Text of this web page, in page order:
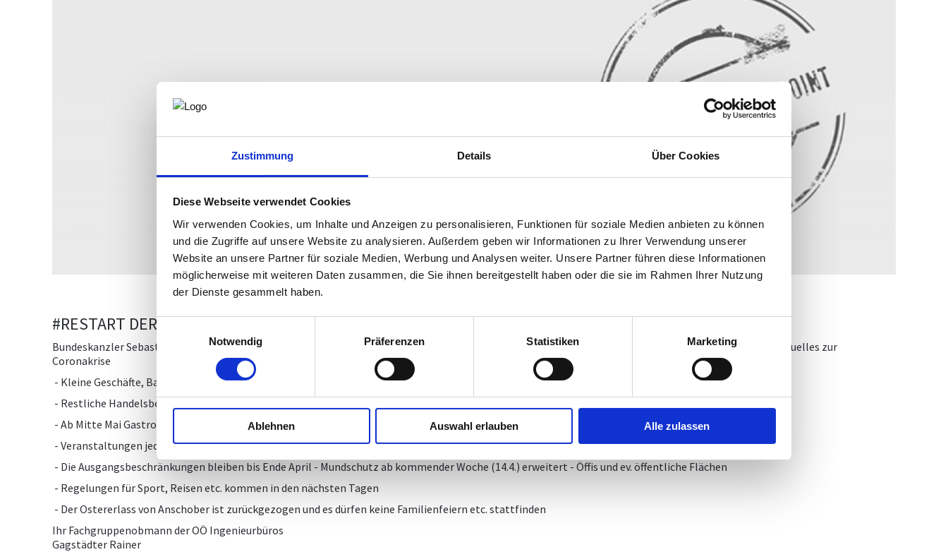
Zustimmung Details Über Cookies
Diese Webseite verwendet Cookies
Wir verwenden Cookies, um Inhalte und Anzeigen zu personalisieren, Funktionen für soziale Medien anbieten zu können
und die Zugriffe auf unsere Website zu analysieren. Außerdem geben wir Informationen zu Ihrer Verwendung unserer
Website an unsere Partner für soziale Medien, Werbung und Analysen weiter. Unsere Partner führen diese Informationen
möglicherweise mit weiteren Daten zusammen, die Sie ihnen bereitgestellt haben oder die sie im Rahmen Ihrer Nutzung
der Dienste gesammelt haben.
Einwilligungsauswahl
Notwendig
Präferenzen Statistiken Marketing
Ablehnen Auswahl erlauben Alle zulassen
#RESTART DER #WIRTSCHAFT
Bundeskanzler Sebastian Kurz, Vizekanzler Werner Kogler, Gesundheitsminister Rudi Anschober und Innenminister Karl Nehammer informieren über Aktuelles zur
Coronakrise
- Kleine Geschäfte, Bau- und Gartenmärkte eröffnen wieder am 14.April - mit Mundschutz und Frequenzbeschränkungen
- Restliche Handelsbetriebe, EKZ-s und Frisöre kommen ab 1.Mai
- Ab Mitte Mai Gastro und Dienstleister wie Massagen - abhängig von der Entwicklung
- Veranstaltungen jeder Art sind bis Ende Juni untersagt - next steps abhängig von der Entwicklung
- Die Ausgangsbeschränkungen bleiben bis Ende April - Mundschutz ab kommender Woche (14.4.) erweitert - Öffis und ev. öffentliche Flächen
- Regelungen für Sport, Reisen etc. kommen in den nächsten Tagen
- Der Ostererlass von Anschober ist zurückgezogen und es dürfen keine Familienfeiern etc. stattfinden
Ihr Fachgruppenobmann der OÖ Ingenieurbüros
Gagstädter Rainer